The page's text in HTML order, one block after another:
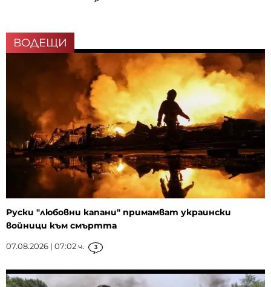
ВОДЕЩИ
Руски "любовни капани" примамват украински
войници към смъртта
07.08.2026 | 07:02 ч. 3